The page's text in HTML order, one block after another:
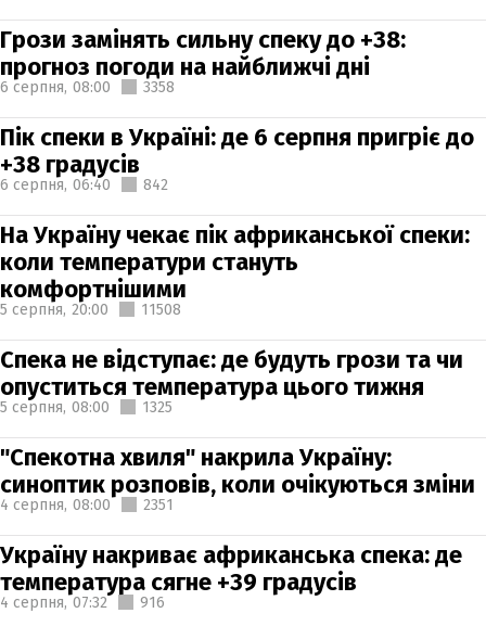
Грози замінять сильну спеку до +38:
прогноз погоди на найближчі дні
6 серпня, 08:00 3358
Пік спеки в Україні: де 6 серпня пригріє до
+38 градусів
6 серпня, 06:40 842
На Україну чекає пік африканської спеки:
коли температури стануть
комфортнішими
5 серпня, 20:00 11508
Спека не відступає: де будуть грози та чи
опуститься температура цього тижня
5 серпня, 08:00 1325
"Спекотна хвиля" накрила Україну:
синоптик розповів, коли очікуються зміни
4 серпня, 08:00 2351
Україну накриває африканська спека: де
температура сягне +39 градусів
4 серпня, 07:32 916